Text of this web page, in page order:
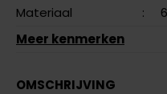
Materiaal
:
Meer kenmerken
OMSCHRIJVING